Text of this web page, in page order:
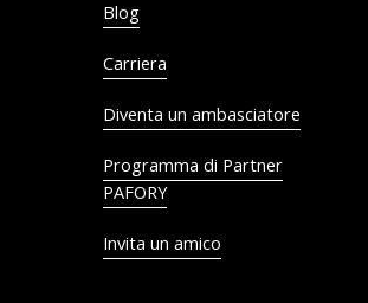
Blog
Carriera
Diventa un ambasciatore
Programma di Partner
PAFORY
Invita un amico